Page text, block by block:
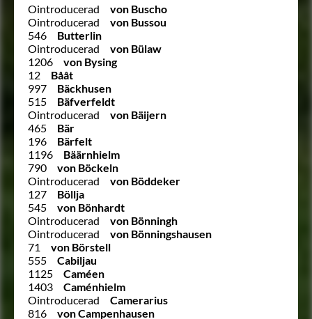
Ointroducerad
von Buscho
Ointroducerad
von Bussou
546
Butterlin
Ointroducerad
von Bülaw
1206
von Bysing
12
Bååt
997
Bäckhusen
515
Bäfverfeldt
Ointroducerad
von Bäijern
465
Bär
196
Bärfelt
1196
Bäärnhielm
790
von Böckeln
Ointroducerad
von Böddeker
127
Böllja
545
von Bönhardt
Ointroducerad
von Bönningh
Ointroducerad
von Bönningshausen
71
von Börstell
555
Cabiljau
1125
Caméen
1403
Caménhielm
Ointroducerad
Camerarius
816
von Campenhausen